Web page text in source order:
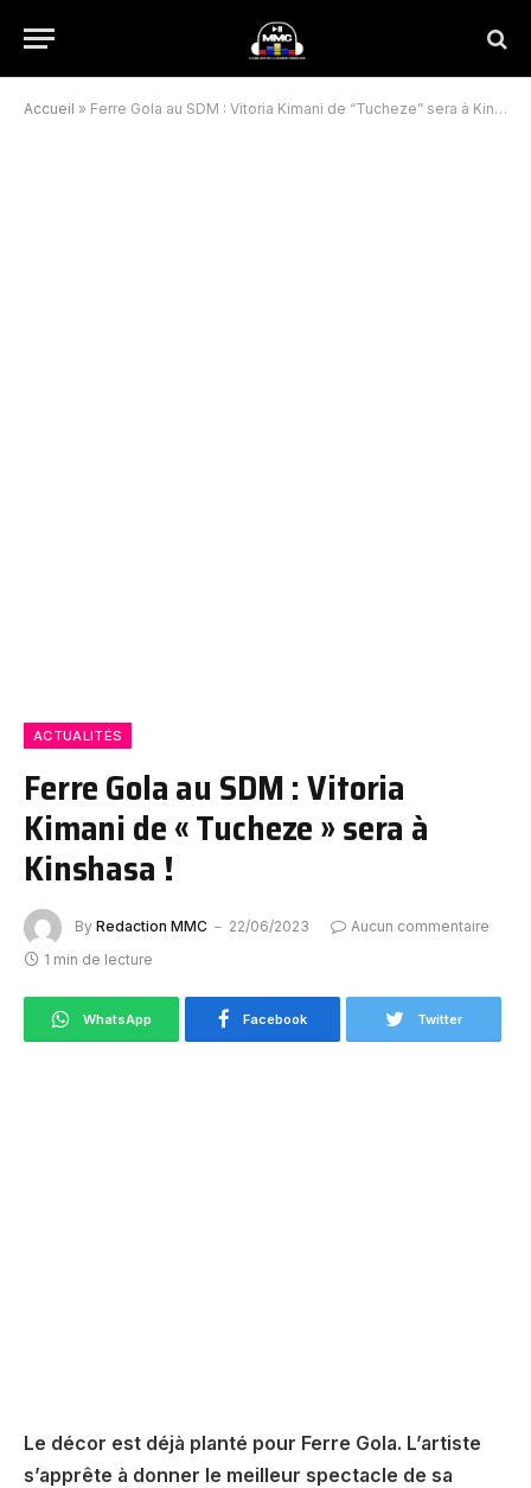
Accueil » Ferre Gola au SDM : Vitoria Kimani de “Tucheze” sera à Kinshasa !
ACTUALITÉS
Ferre Gola au SDM : Vitoria
Kimani de « Tucheze » sera à
Kinshasa !
By Redaction MMC 22/06/2023
Aucun commentaire
1 min de lecture
WhatsApp Facebook Twitter
Le décor est déjà planté pour Ferre Gola. L’artiste
s’apprête à donner le meilleur spectacle de sa